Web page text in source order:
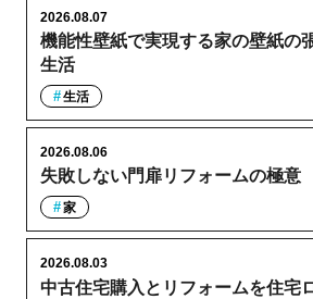
機能性壁紙で実現する家の壁紙の
生活
2026.08.07
生活
失敗しない門扉リフォームの極意
2026.08.06
家
中古住宅購入とリフォームを住宅
2026.08.03